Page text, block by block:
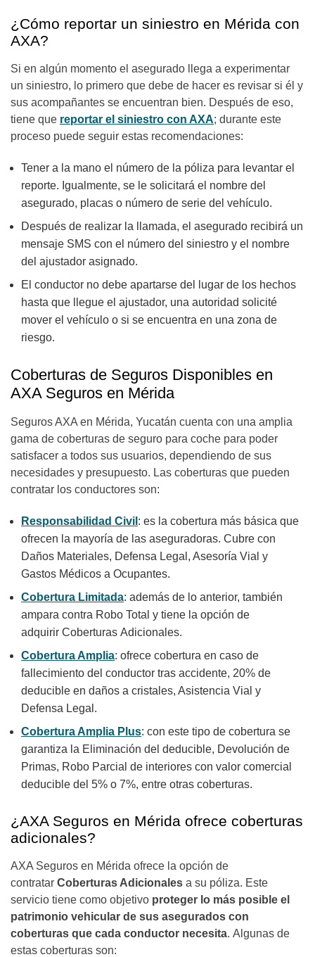
¿Cómo reportar un siniestro en Mérida con
AXA?
Si en algún momento el asegurado llega a experimentar
un siniestro, lo primero que debe de hacer es revisar si él y
sus acompañantes se encuentran bien. Después de eso,
tiene que reportar el siniestro con AXA; durante este
proceso puede seguir estas recomendaciones:
Tener a la mano el número de la póliza para levantar el
reporte. Igualmente, se le solicitará el nombre del
asegurado, placas o número de serie del vehículo.
Después de realizar la llamada, el asegurado recibirá un
mensaje SMS con el número del siniestro y el nombre
del ajustador asignado.
El conductor no debe apartarse del lugar de los hechos
hasta que llegue el ajustador, una autoridad solicité
mover el vehículo o si se encuentra en una zona de
riesgo.
Coberturas de Seguros Disponibles en
AXA Seguros en Mérida
Seguros AXA en Mérida, Yucatán cuenta con una amplia
gama de coberturas de seguro para coche para poder
satisfacer a todos sus usuarios, dependiendo de sus
necesidades y presupuesto. Las coberturas que pueden
contratar los conductores son:
Responsabilidad Civil : es la cobertura más básica que
ofrecen la mayoría de las aseguradoras. Cubre con
Daños Materiales, Defensa Legal, Asesoría Vial y
Gastos Médicos a Ocupantes.
Cobertura Limitada: además de lo anterior, también
ampara contra Robo Total y tiene la opción de
adquirir Coberturas Adicionales.
Cobertura Amplia: ofrece cobertura en caso de
fallecimiento del conductor tras accidente, 20% de
deducible en daños a cristales, Asistencia Vial y
Defensa Legal.
Cobertura Amplia Plus: con este tipo de cobertura se
garantiza la Eliminación del deducible, Devolución de
Primas, Robo Parcial de interiores con valor comercial
deducible del 5% o 7%, entre otras coberturas.
¿AXA Seguros en Mérida ofrece coberturas
adicionales?
AXA Seguros en Mérida ofrece la opción de
contratar Coberturas Adicionales a su póliza. Este
servicio tiene como objetivo proteger lo más posible el
patrimonio vehicular de sus asegurados con
coberturas que cada conductor necesita. Algunas de
estas coberturas son: